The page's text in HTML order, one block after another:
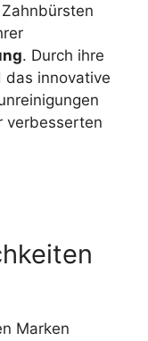
. Durch ihre
das innovative
verbesserten
Marken